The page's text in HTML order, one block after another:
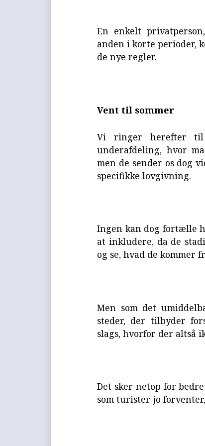
En enkelt
anden i korte perioder,
de nye regler.
Vent til sommer
Vi ringer herefter til
underafdeling, hvor
men de sender os dog
specifikke lovgivning.
Ingen kan dog fortælle
at inkludere, da de
og se, hvad de kommer
Men som det
steder, der tilbyder
slags, hvorfor der altså
Det sker netop for
som turister jo